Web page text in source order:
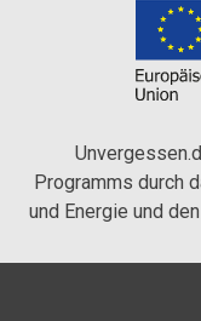
Programms durch
und Energie und